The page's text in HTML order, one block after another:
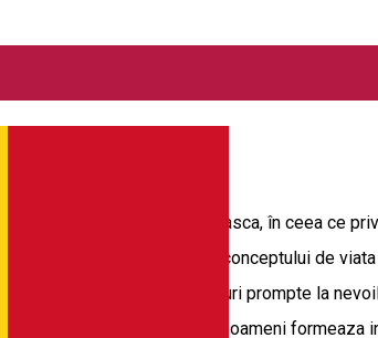
în lumea medicală romaneasca, în ceea ce
accentul pe definirea conceptului de
romanilor”, oferind raspunsuri prompte la
de produse. Peste 5.000 de oameni